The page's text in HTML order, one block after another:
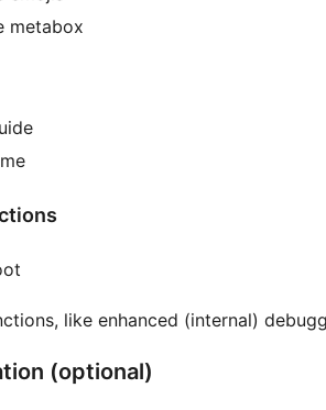
metabox
like enhanced (internal)
(optional)